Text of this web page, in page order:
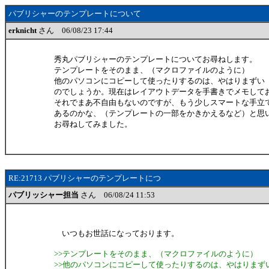
パブリシャーのテンプレートについて
erknichtさん 06/08/23 17:44
秀丸パブリシャーのテンプレートについてお尋ねします。
テンプレートをそのまま、（マクロファイルのように）
他のパソコンにコピーして使ったりするのは、やはりまずい
のでしょうか。現在はレイアウトデータを手書きでメモして
それでまあ不自由もないのですが、もう少しスマートな手立
あるのかな、（テンプレートの一部をかきかえるなど）と思
お尋ねしてみました。
RE:21713 パブリシャーのテンプレートにつ
パブリッシャー担当 さん 06/08/24 11:53
いつもお世話になっております。
>>テンプレートをそのまま、（マクロファイルのように）
>>他のパソコンにコピーして使ったりするのは、やはりまず